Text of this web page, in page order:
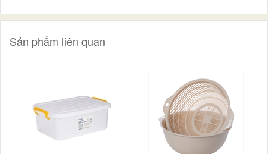
Sản phẩm liên quan